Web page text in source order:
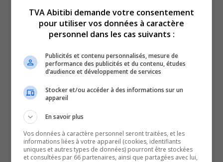
Au niveau de la discipline
de l’entraînement
fonctionnel.
Même si le Canada a beau compter plus de 40 millions
Palmarolle qui a raflé, le 20 juillet dernier, à London, en
Ontario, le titre de championne canadienne dans sa
catégorie.
TVA Abitibi demande votre consentement
pour utiliser vos données à caractère
personnel dans les cas suivants :
Publicités et contenu personnalisés, mesure de
performance des publicités et du contenu, études
d’audience et développement de services
Stocker et/ou accéder à des informations sur un
appareil
En savoir plus
Vos données à caractère personnel seront traitées, et les
informations liées à votre appareil (cookies, identifiants
uniques et autres types de données) pourront être stockées
et consultées par 66 partenaires, ainsi que partagées avec lui,